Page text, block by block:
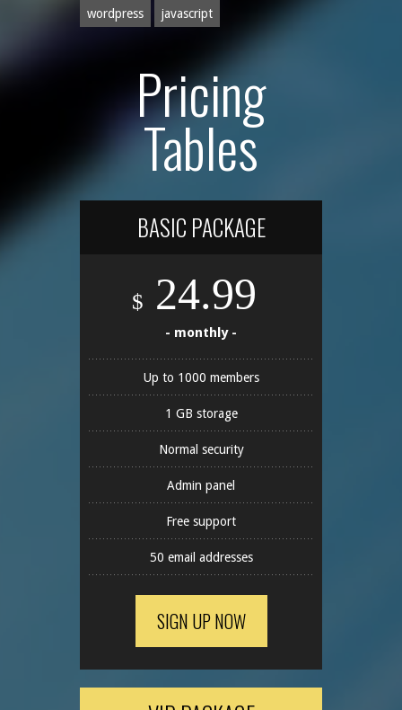
wordpress javascript
Pricing
Tables
BASIC PACKAGE
$ 24.99
- monthly -
Up to 1000 members
1 GB storage
Normal security
Admin panel
Free support
50 email addresses
SIGN UP NOW